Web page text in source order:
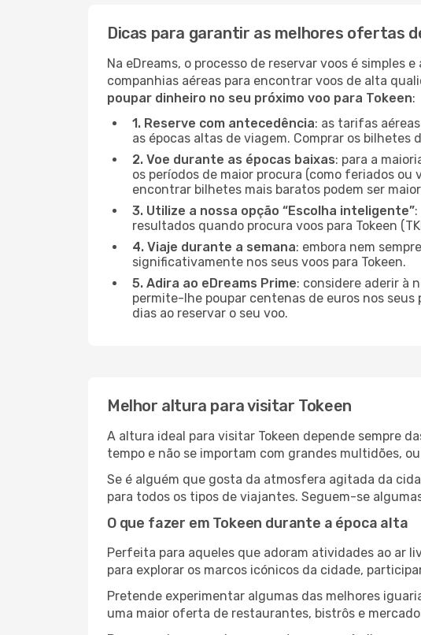
Dicas para garantir as melhores ofertas
Na eDreams, o processo de reservar voos é simples
companhias aéreas para encontrar voos de alta
poupar dinheiro no seu próximo voo para Tokeen:
1. Reserve com antecedência: as tarifas
as épocas altas de viagem. Comprar os
2. Voe durante as épocas baixas: para a
os períodos de maior procura (como feriados ou
encontrar bilhetes mais baratos podem ser
3. Utilize a nossa opção “Escolha inteligente”
resultados quando procura voos para Tokeen
4. Viaje durante a semana: embora nem
significativamente nos seus voos para Tokeen.
5. Adira ao eDreams Prime: considere aderir à
permite-lhe poupar centenas de euros nos
dias ao reservar o seu voo.
Melhor altura para visitar Tokeen
A altura ideal para visitar Tokeen depende sempre
tempo e não se importam com grandes multidões,
Se é alguém que gosta da atmosfera agitada da
para todos os tipos de viajantes. Seguem-se
O que fazer em Tokeen durante a época alta
Perfeita para aqueles que adoram atividades ao ar
para explorar os marcos icónicos da cidade,
Pretende experimentar algumas das melhores
uma maior oferta de restaurantes, bistrôs e